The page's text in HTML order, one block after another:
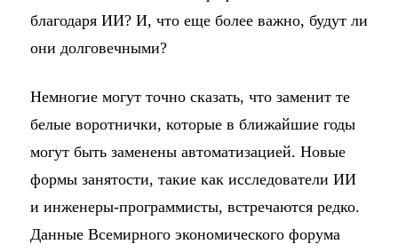
благодаря ИИ? И, что еще более важно, будут ли
они долговечными?
Немногие могут точно сказать, что заменит те
белые воротнички, которые в ближайшие годы
могут быть заменены автоматизацией. Новые
формы занятости, такие как исследователи ИИ
и инженеры-программисты, встречаются редко.
Данные Всемирного экономического форума